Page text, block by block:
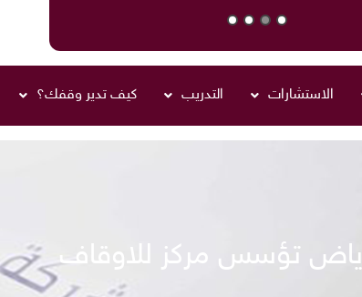
الاستشارات التدريب كيف تدير وقفك؟
تؤسس مركز للاوقاف